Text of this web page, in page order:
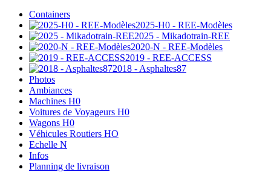
Containers
2025-H0 - REE-Modèles
2025 - Mikadotrain-REE
2020-N - REE-Modèles
2019 - REE-ACCESS
2018 - Asphaltes87
Photos
Ambiances
Machines H0
Voitures de Voyageurs H0
Wagons H0
Véhicules Routiers HO
Echelle N
Infos
Planning de livraison